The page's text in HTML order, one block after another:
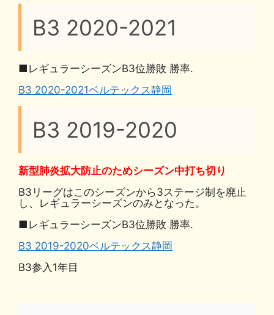
B3 2020-2021
■レギュラーシーズンB3位勝敗 勝率.
B3 2020-2021ベルテックス静岡
B3 2019-2020
新型肺炎拡大防止のためシーズン中打ち切り
B3リーグはこのシーズンから3ステージ制を廃止
し、レギュラーシーズンのみとなった。
■レギュラーシーズンB3位勝敗 勝率.
B3 2019-2020ベルテックス静岡
B3参入1年目